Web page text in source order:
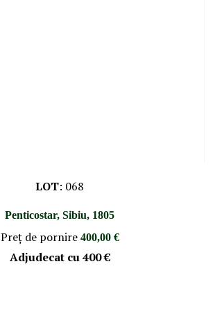
LOT: 068
Penticostar, Sibiu, 1805
Preţ de pornire 400,00 €
Adjudecat cu400 €